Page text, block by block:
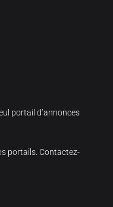
portail d’annonces
portails. Contactez-